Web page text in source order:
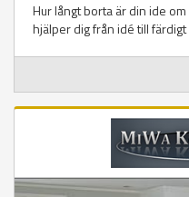
Hur långt borta är din ide
hjälper dig från idé till färdigt